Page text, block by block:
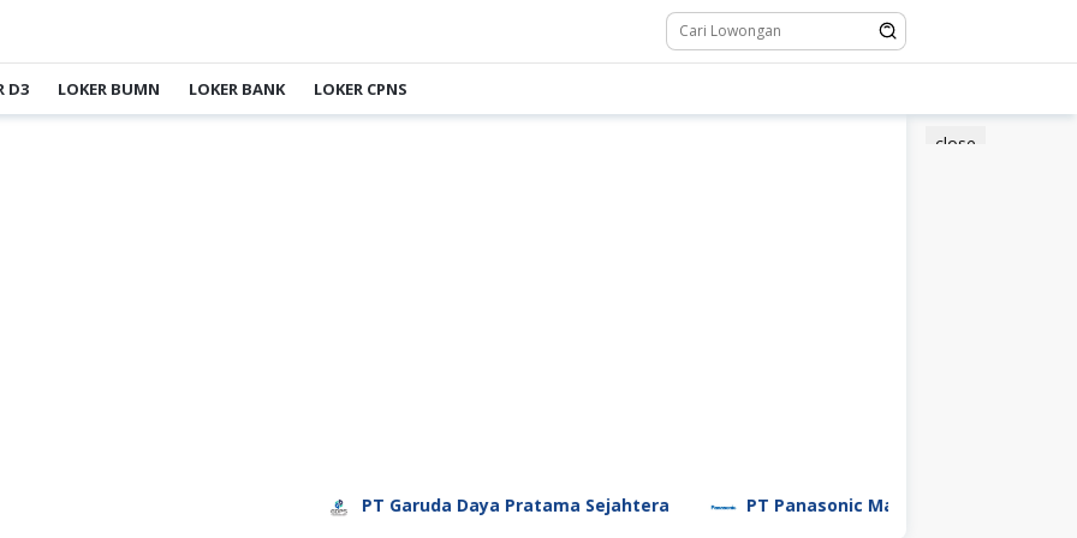
D3 LOKER BUMN LOKER BANK LOKER CPNS
close
PT Garuda Daya Pratama Sejahtera PT Panasonic Manufacturing Indonesia